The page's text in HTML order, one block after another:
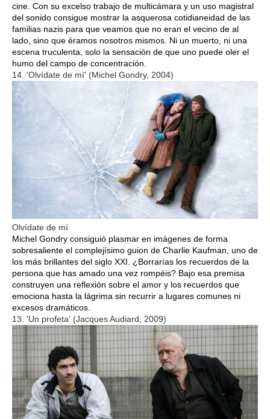
cine. Con su excelso trabajo de multicámara y un uso magistral
del sonido consigue mostrar la asquerosa cotidianeidad de las
familias nazis para que veamos que no eran el vecino de al
lado, sino que éramos nosotros mismos. Ni un muerto, ni una
escena truculenta, solo la sensación de que uno puede oler el
humo del campo de concentración.
14. 'Olvídate de mí' (Michel Gondry, 2004)
Olvídate de mí
Michel Gondry consiguió plasmar en imágenes de forma
sobresaliente el complejísimo guion de Charlie Kaufman, uno de
los más brillantes del siglo XXI. ¿Borrarías los recuerdos de la
persona que has amado una vez rompéis? Bajo esa premisa
construyen una reflexión sobre el amor y los recuerdos que
emociona hasta la lágrima sin recurrir a lugares comunes ni
excesos dramáticos.
13. 'Un profeta' (Jacques Audiard, 2009)